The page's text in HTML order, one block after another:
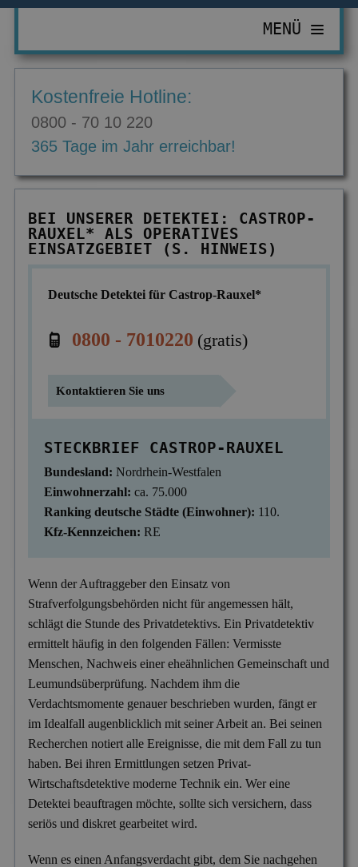
PRIVATDETEKTIV
Erbschaft & Erbanspruch
Erpressung & Entführung
Nachweis Eheähnlichkeit
Personen- & Zeugensuche
Unterhalt & Alimente
Verleumdung & Rufmord
WIRTSCHAFTSDETEKTIV
ZUR ÜBERSICHT
Computerkriminalität
Diebstahl im Betrieb
Einkommensüberprüfung
Korruptionsbekämpfung
Mitarbeiterüberwachung
Mobbing & Bossing
Objekt- & Personenschutz
Sabotage & Beschädigung
Schwarzarbeit im Betrieb
Unerlaubter Nebenjob
Versicherungsbetrug
Wanzen- & Lauschabwehr
Wettbewerbsverletzung
EINSATZGEBIETE
Bremen
München
Hamburg
Hannover
Stuttgart
INFORMATIONEN
Aktuelles
Ausrüstung
Preise
MENÜ
Kostenfreie Hotline:
0800 - 70 10 220
365 Tage im Jahr erreichbar!
BEI UNSERER DETEKTEI: CASTROP-
RAUXEL* ALS OPERATIVES
EINSATZGEBIET (S. HINWEIS)
Deutsche Detektei für Castrop-Rauxel*
0800 - 7010220 (gratis)
Kontaktieren Sie uns
STECKBRIEF CASTROP-RAUXEL
Bundesland: Nordrhein-Westfalen
Einwohnerzahl: ca. 75.000
Ranking deutsche Städte (Einwohner): 110.
Kfz-Kennzeichen: RE
Wenn der Auftraggeber den Einsatz von
Strafverfolgungsbehörden nicht für angemessen hält,
schlägt die Stunde des Privatdetektivs. Ein Privatdetektiv
ermittelt häufig in den folgenden Fällen: Vermisste
Menschen, Nachweis einer eheähnlichen Gemeinschaft und
Leumundsüberprüfung. Nachdem ihm die
Verdachtsmomente genauer beschrieben wurden, fängt er
im Idealfall augenblicklich mit seiner Arbeit an. Bei seinen
Recherchen notiert alle Ereignisse, die mit dem Fall zu tun
haben. Bei ihren Ermittlungen setzen Privat-
Wirtschaftsdetektive moderne Technik ein. Wer eine
Detektei beauftragen möchte, sollte sich versichern, dass
seriös und diskret gearbeitet wird.
Wenn es einen Anfangsverdacht gibt, dem Sie nachgehen